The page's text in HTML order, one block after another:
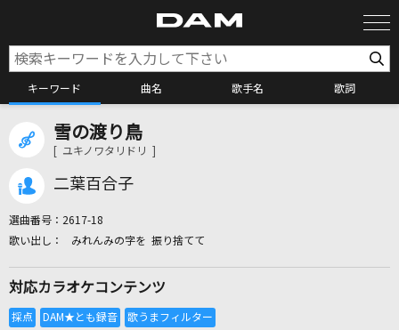
キーワード 曲名 歌手名 歌詞
全国りれき
雪の渡り鳥
[ ユキノワタリドリ ]
二葉百合子
選曲番号： 2617-18
みれんみの字を 振り捨てて
対応カラオケコンテンツ